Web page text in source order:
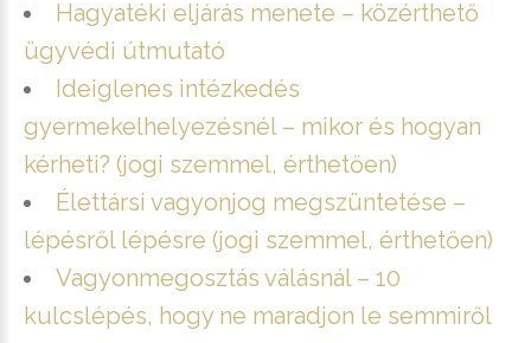
Hagyatéki eljárás menete – közérthető
ügyvédi útmutató
Ideiglenes intézkedés
gyermekelhelyezésnél – mikor és hogyan
kérheti? (jogi szemmel, érthetően)
Élettársi vagyonjog megszüntetése –
lépésről lépésre (jogi szemmel, érthetően)
Vagyonmegosztás válásnál – 10
kulcslépés, hogy ne maradjon le semmiről